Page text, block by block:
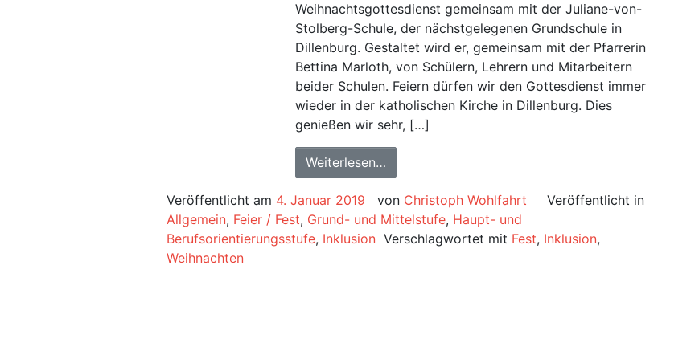
Weihnachtsgottesdienst gemeinsam mit der Juliane-von-
Stolberg-Schule, der nächstgelegenen Grundschule in
Dillenburg. Gestaltet wird er, gemeinsam mit der Pfarrerin
Bettina Marloth, von Schülern, Lehrern und Mitarbeitern
beider Schulen. Feiern dürfen wir den Gottesdienst immer
wieder in der katholischen Kirche in Dillenburg. Dies
genießen wir sehr, […]
Weiterlesen…
Veröffentlicht am 4. Januar 2019 von Christoph Wohlfahrt
Veröffentlicht in
Allgemein, Feier / Fest, Grund- und Mittelstufe, Haupt- und
Berufsorientierungsstufe, Inklusion Verschlagwortet mit Fest, Inklusion,
Weihnachten